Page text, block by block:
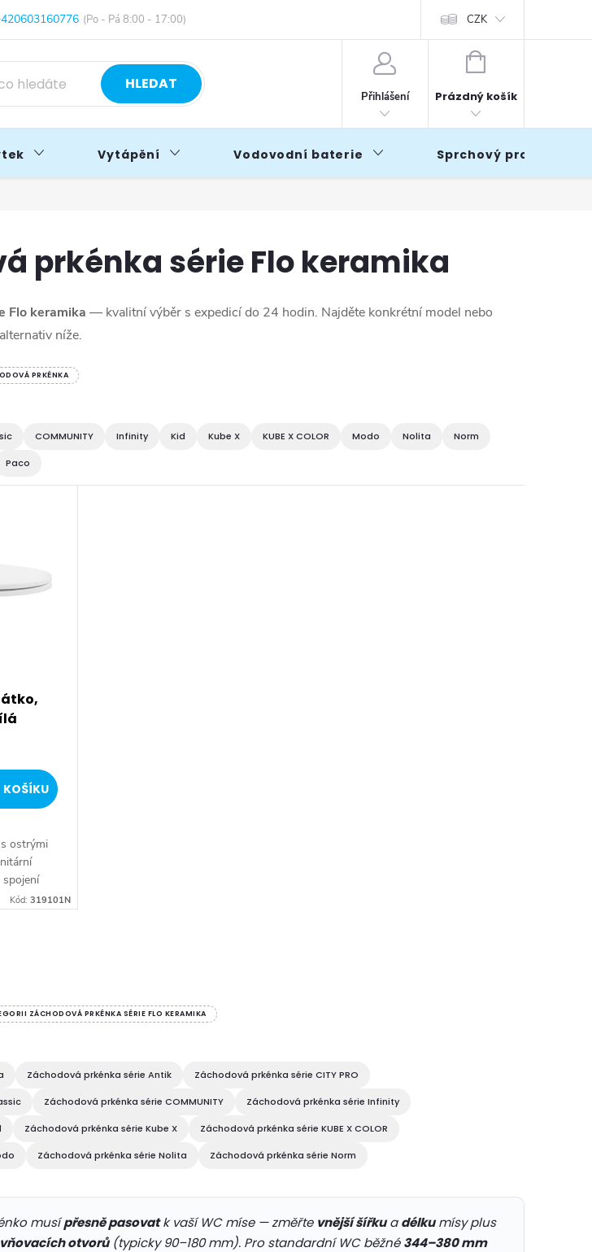
info@primakoupelny.cz
podmínky Blog CZK
HLEDAT
Přihlášení
NÁKUPNÍ
Prázdný košík
Vytápění Vodovodní baterie Sprchový program
prkénka série Flo keramika
Flo keramika — kvalitní výběr s expedicí do 24 hodin. Najděte konkrétní model nebo
níže.
PRKÉNKA
COMMUNITY Infinity Kid Kube X KUBE X COLOR Modo Nolita Norm
Paco
KOŠÍKU
ostrými
spojení
snadné
Kód:319101N
ZÁCHODOVÁ PRKÉNKA SÉRIE FLO KERAMIKA
Záchodová prkénka série Antik Záchodová prkénka série CITY PRO
Záchodová prkénka série COMMUNITY Záchodová prkénka série Infinity
Záchodová prkénka série Kube X Záchodová prkénka série KUBE X COLOR
Záchodová prkénka série Nolita Záchodová prkénka série Norm
musípřesně pasovatk vaší WC míse — změřte vnější šířkuadélkumísy plus
otvorů(typicky 90–180 mm). Pro standardní WC běžné344–380 mm